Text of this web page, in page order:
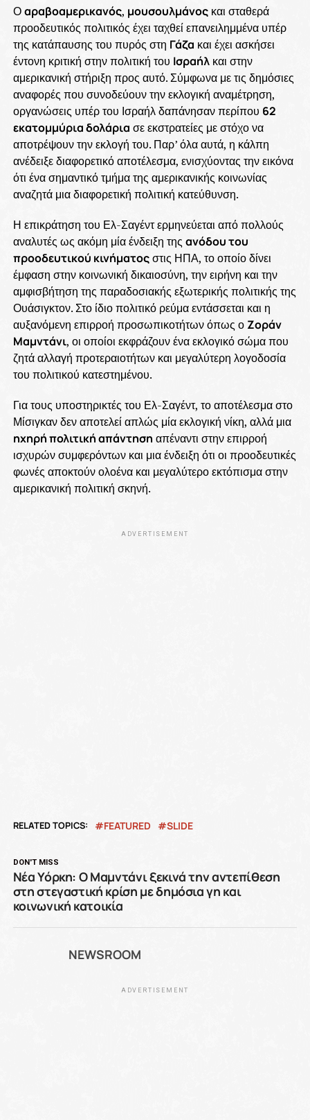
Οαραβοαμερικανός, μουσουλμάνοςκαι σταθερά
προοδευτικός πολιτικός έχει ταχθεί επανειλημμένα υπέρ
της κατάπαυσης του πυρός στη Γάζα και έχει ασκήσει
έντονη κριτική στην πολιτική του Ισραήλκαι στην
αμερικανική στήριξη προς αυτό. Σύμφωνα με τις δημόσιες
αναφορές που συνοδεύουν την εκλογική αναμέτρηση,
οργανώσεις υπέρ του Ισραήλ δαπάνησαν περίπου 62
εκατομμύρια δολάρια σε εκστρατείες με στόχο να
αποτρέψουν την εκλογή του. Παρ’ όλα αυτά, η κάλπη
ανέδειξε διαφορετικό αποτέλεσμα, ενισχύοντας την εικόνα
ότι ένα σημαντικό τμήμα της αμερικανικής κοινωνίας
αναζητά μια διαφορετική πολιτική κατεύθυνση.
Η επικράτηση του Ελ-Σαγέντ ερμηνεύεται από πολλούς
αναλυτές ως ακόμη μία ένδειξη της ανόδου του
προοδευτικού κινήματοςστις ΗΠΑ, το οποίο δίνει
έμφαση στην κοινωνική δικαιοσύνη, την ειρήνη και την
αμφισβήτηση της παραδοσιακής εξωτερικής πολιτικής της
Ουάσιγκτον. Στο ίδιο πολιτικό ρεύμα εντάσσεται και η
αυξανόμενη επιρροή προσωπικοτήτων όπως οΖοράν
Μαμντάνι, οι οποίοι εκφράζουν ένα εκλογικό σώμα που
ζητά αλλαγή προτεραιοτήτων και μεγαλύτερη λογοδοσία
του πολιτικού κατεστημένου.
Για τους υποστηρικτές του Ελ-Σαγέντ, το αποτέλεσμα στο
Μίσιγκαν δεν αποτελεί απλώς μία εκλογική νίκη, αλλά μια
ηχηρή πολιτική απάντηση απέναντι στην επιρροή
ισχυρών συμφερόντων και μια ένδειξη ότι οι προοδευτικές
φωνές αποκτούν ολοένα και μεγαλύτερο εκτόπισμα στην
αμερικανική πολιτική σκηνή.
ADVERTISEMENT
RELATED TOPICS: FEATURED SLIDE
DON'T MISS
Νέα Υόρκη: Ο Μαμντάνι ξεκινά την αντεπίθεση
στη στεγαστική κρίση με δημόσια γη και
κοινωνική κατοικία
NEWSROOM
ADVERTISEMENT